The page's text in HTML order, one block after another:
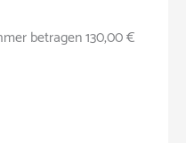
betragen 130,00 €